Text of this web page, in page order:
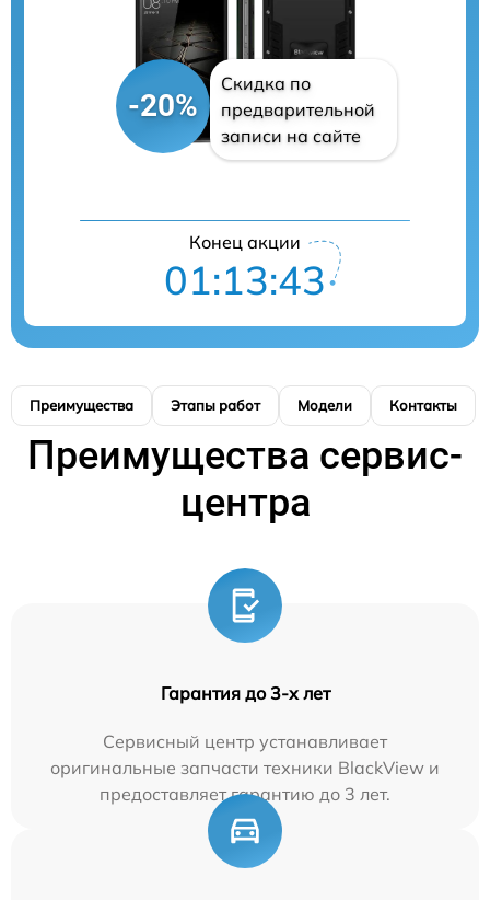
-20%
Скидка по
предварительной
записи на сайте
Конец акции
01:13:42
Преимущества Этапы работ Модели Контакты
Преимущества сервис-
центра
Гарантия до 3-х лет
Сервисный центр устанавливает
оригинальные запчасти техники BlackView и
предоставляет гарантию до 3 лет.